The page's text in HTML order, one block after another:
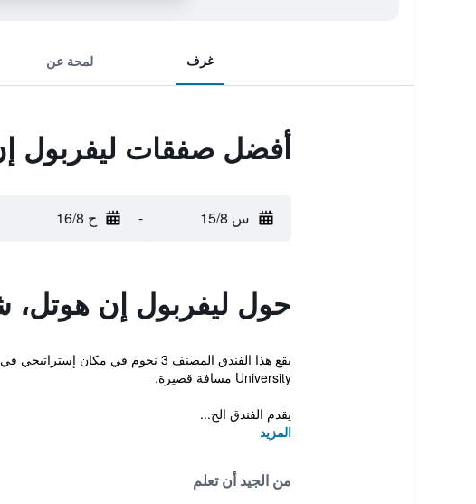
غرف لمحة عن
أفضل صفقات ليفربول
س 15/8 - ح 16/8
حول ليفربول إن
University مسافة قصيرة.
يقدم الفندق الح...
المزيد
من الجيد أن تعلم